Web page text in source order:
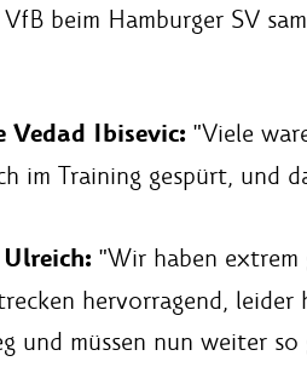
beim Hamburger SV
Vedad Ibisevic: "Viele
im Training gespürt, und
"Wir haben extrem
hervorragend,
und müssen nun weiter